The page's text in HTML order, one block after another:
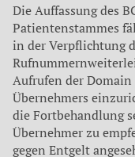
Die Auffassung des
Patientenstammes
in der Verpflichtung
Aufrufen der Domain
Übernehmers
die Fortbehandlung
Übernehmer zu
gegen Entgelt